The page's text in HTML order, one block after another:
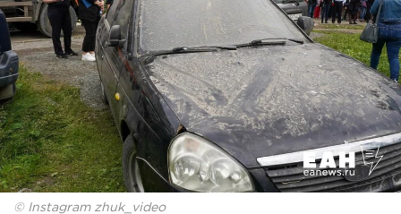
© Instagram zhuk_video